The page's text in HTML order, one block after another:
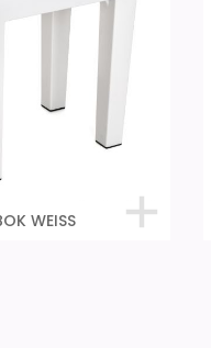
WEISS